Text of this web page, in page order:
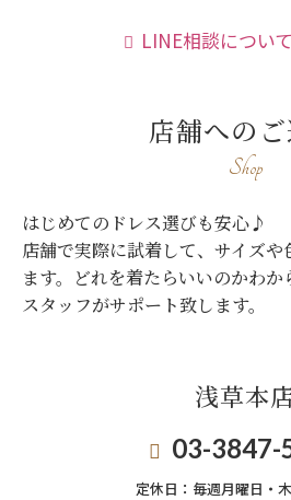
LINE相談につい
店舗への
Shop
はじめてのドレス選びも安心♪
店舗で実際に試着して、サイズ
ます。
どれを着たらいいのかわ
スタッフがサポート致します。
浅草本
03-3847-
定休日： 毎週月曜日・